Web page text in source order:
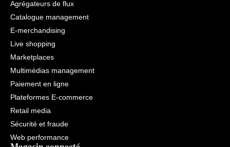
Agrégateurs de flux
Catalogue management
E-merchandising
Live shopping
Marketplaces
Multimédias management
Paiement en ligne
Plateformes E-commerce
Retail media
Sécurité et fraude
Web performance